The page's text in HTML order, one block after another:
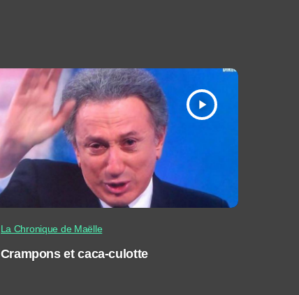
play_arrow
La Chronique de Maëlle
Crampons et caca-culotte